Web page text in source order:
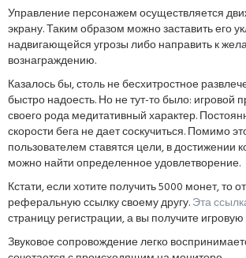
Управление персонажем осуществляется
экрану. Таким образом можно заставить его
надвигающейся угрозы либо направить к
вознаграждению.
Казалось бы, столь не бесхитростное
быстро надоесть. Но не тут-то было: игровой
своего рода медитативный характер.
скорости бега не дает соскучиться. Помимо
пользователем ставятся цели, в достижении
можно найти определенное удовлетворение.
Кстати, если хотите получить 5000 монет, то
реферальную ссылку своему другу.Эта
страницу регистрации, а вы получите
Звуковое сопровождение легко